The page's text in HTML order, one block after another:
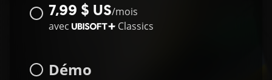
7,99 $ US/mois
avec
Classics
Démo